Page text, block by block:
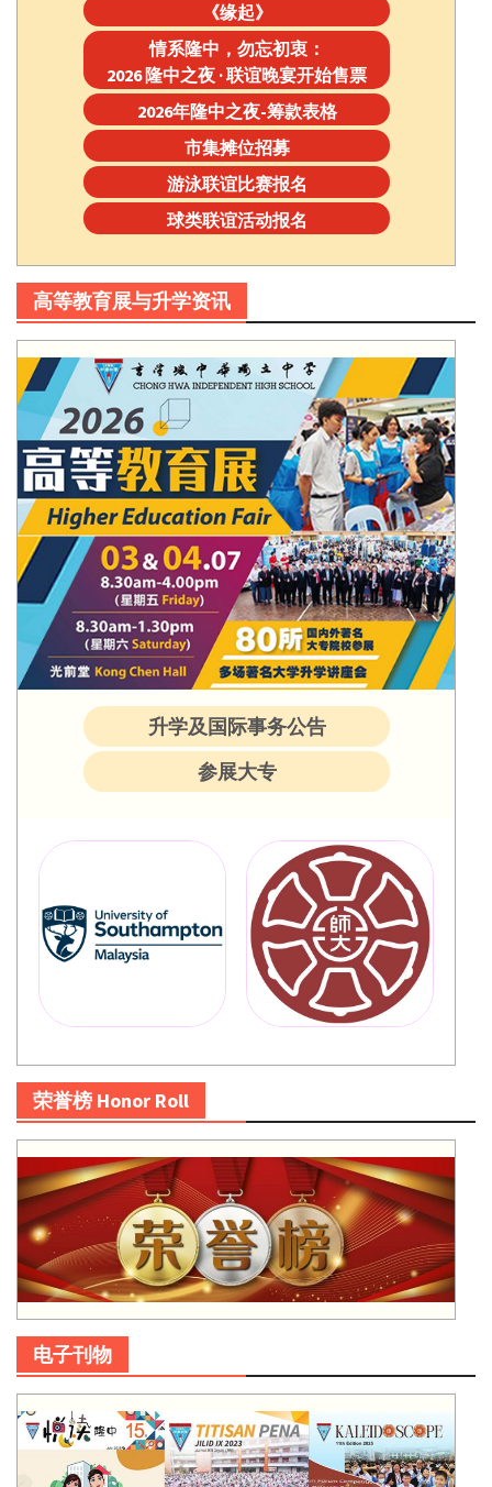
《缘起》
情系隆中，勿忘初衷：
2026 隆中之夜 · 联谊晚宴开始售票
2026年隆中之夜-筹款表格
市集摊位招募
游泳联谊比赛报名
球类联谊活动报名
高等教育展与升学资讯
升学及国际事务公告
参展大专
荣誉榜 Honor Roll
电子刊物